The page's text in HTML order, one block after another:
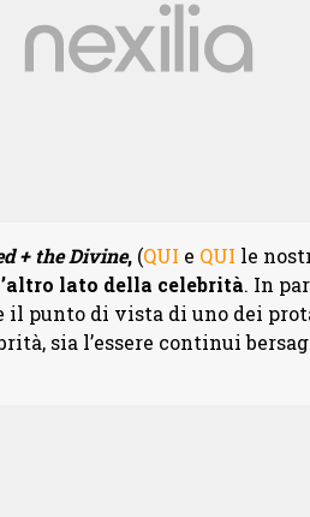
+ the Divine, (QUI e QUI le
lato della celebrità. In
punto di vista di uno dei
sia l’essere continui